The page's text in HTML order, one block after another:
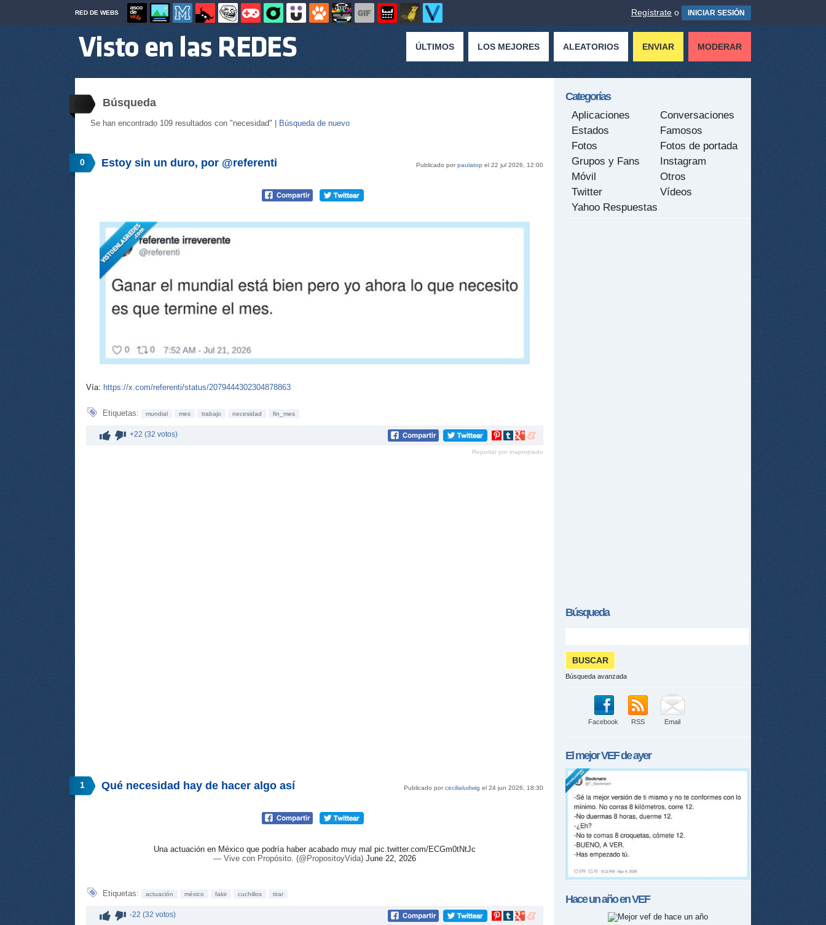
RED DE WEBS Regístrate o INICIAR SESIÓN
ÚLTIMOS LOS MEJORES ALEATORIOS ENVIAR MODERAR
Búsqueda
Se han encontrado 109 resultados con "necesidad" | Búsqueda de nuevo
0 Publicado porpaulatop el 22 jul 2026, 12:00
Estoy sin un duro, por @referenti
Vía: https://x.com/referenti/status/2079444302304878863
Etiquetas: mundial mes trabajo necesidad fin_mes
+22 (32 votos)
Compartir
Pinterest
Compartir
tumblr
Compartir
Google+
Compartir
meneame
Reportar por inapropiado
1 Publicado porcecilialudwig el 24 jun 2026, 18:30
Qué necesidad hay de hacer algo así
Una actuación en México que podría haber acabado muy mal pic.twitter.com/ECGm0tNtJc
— Vive con Propósito. (@PropositoyVida) June 22, 2026
Etiquetas: actuación méxico fakir cuchillos tirar
-22 (32 votos)
Compartir
Compartir
Compartir
Compartir
Categorías
Aplicaciones
Conversaciones
Estados
Famosos
Fotos
Fotos de portada
Grupos y Fans
Instagram
Móvil
Otros
Twitter
Vídeos
Yahoo Respuestas
Búsqueda
Búsqueda avanzada
Facebook RSS Email
El mejorVEFde ayer
Hace un año enVEF